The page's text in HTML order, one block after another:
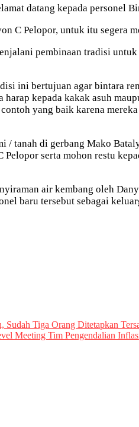
datang kepada personel
C Pelopor, untuk itu segera
pembinaan tradisi
ini bertujuan agar bintara
kepada kakak asuh
yang baik karena
tanah di gerbang Mako
serta mohon restu
air kembang oleh
baru tersebut sebagai
Sudah Tiga Orang Ditetapkan
Meeting Tim Pengendalian